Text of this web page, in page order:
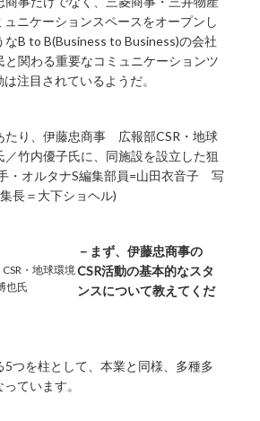
ュニケーションスペースをオープンし
なB to B(Business to Business)の会社
と関わる重要なコミュニケーションツ
注目されているようだ。
たり、伊藤忠商事 広報部CSR・地球
竹内優子氏に、同施設を設立した狙
・オルタナS編集部員=山田衣音子 写
長＝大下ショヘル)
・地球環境
也氏
－まず、伊藤忠商事の
CSR活動の基本的なスタ
ンスについて教えてくだ
5つを柱として、本業と同様、多種多
ています。